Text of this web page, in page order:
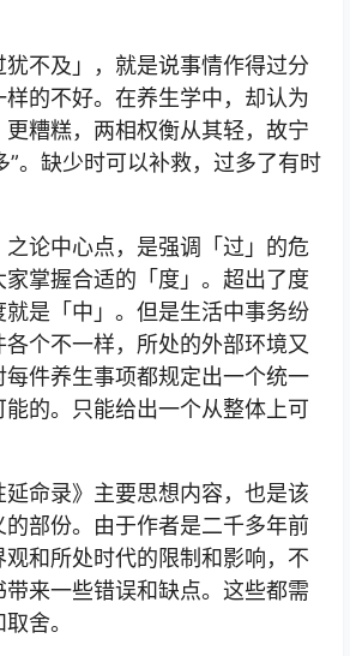
犹不及」，就是说事情作得过分
的不好。在养生学中，却认为
更糟糕，两相权衡从其轻，故宁
”。缺少时可以补救，过多了有时
之论中心点，是强调「过」的危
掌握合适的「度」。超出了度
是「中」。但是生活中事务纷
个不一样，所处的外部环境又
件养生事项都规定出一个统一
的。只能给出一个从整体上可
延命录》主要思想内容，也是该
部份。由于作者是二千多年前
和所处时代的限制和影响，不
来一些错误和缺点。这些都需
舍。